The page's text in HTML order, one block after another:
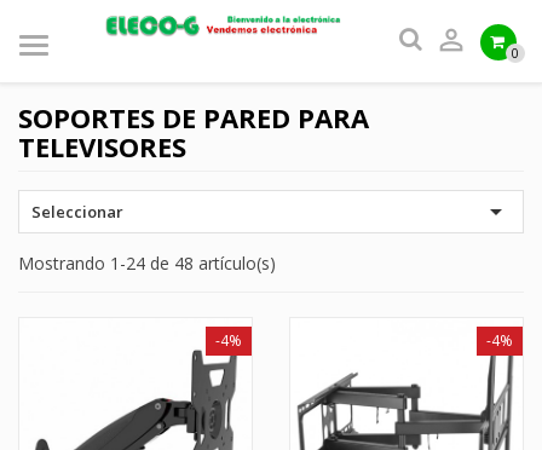
 0
SOPORTES DE PARED PARA
TELEVISORES
Seleccionar 
Mostrando 1-24 de 48 artículo(s)
-4% -4%